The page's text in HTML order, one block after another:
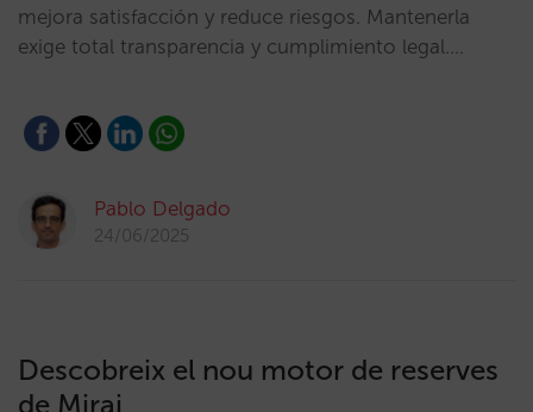
mejora satisfacción y reduce riesgos. Mantenerla
exige total transparencia y cumplimiento legal.…
Pablo Delgado
24/06/2025
Descobreix el nou motor de reserves
de Mirai